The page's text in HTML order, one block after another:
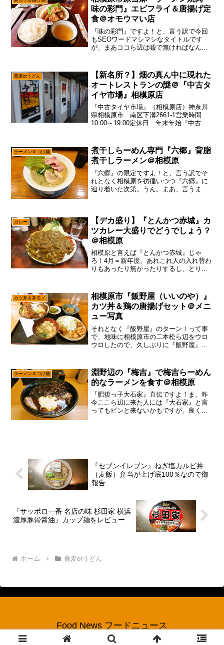
味の彩門』エビフライ＆唐揚げ定
食＠オモウマい店
『味の彩門』ですよ！と、言う訳で今回
もSEOワードマシマシなタイトルです
が、まあココら辺は嘘で無ければなんで
Tube”の爆盛とかデカ盛りってタイトル、
ほとんどが”ただの...
蕎麦orうどん
【新名所？】畑の真ん中に現れた
オートレストランの謎＠『中古タ
イヤ市場』相模原店
『中古タイヤ市場』（相模原店）神奈川
県相模原市 南区下溝2661-1営業時間
10:00～19:00定休日 年末年始『中古タ
『中古タイヤ市場』とか紹介して、一体
ど...
ラーメン＆つけ麺
煮干しらーめん専門『六郷』背脂
煮干しラーメン＠相模原
『六郷』の限定ですよ！と、言う訳でそ
れとなく相模原を彷徨いつつ『六郷』に
辿り着いた次第。うん。まあ、言うまで
すね～ま、かつては相模原...
カレー
【デカ盛り】『とんかつ赤城』カ
ツカレー大盛りでどうでしょう？
＠相模原
相模原と言えば『とんかつ赤城』じゃ
ろ！4月＝新年度、あれこれ人の入れ替わ
りもあったり無かったりするし、とりあ
あえず赤城は行っておけと！」相模原と
言うと「ラーメンストリ...
カツ丼＆丼モノ
相模原市『飯野屋（いいのや）』
カツ丼＆鶏の唐揚げセット＠メニ
ュー写真
それとなく『飯野屋』のターン！って事
で、地味に相模原市の二本松ら辺をウロ
ウロしたので、久しぶりに『飯野屋』に
のですが、あえて言おう！「ピーマンの
肉詰めフライは超貴重であ...
ラーメン＆つけ麺
淵野辺の『梅吉』で梅吉らーめん
的なラーメンを食す＠相模原
『肥後っ子大石家』直伝ですよ！ま、昨
今ここら辺に来た人には『大石家』と言
ってもピンと来ないかもですが、良くも
『セブンイレブン』ねぎ塩カルビ丼
（麦飯）弁当が上げ底100％なので御
報告
『サッポロ一番 名店の味 杉田家 横浜
濃厚豚骨醤油』カップ麺をレビュー
ホーム 蕎麦orうどん
Food News フードニュース
© 2017 Food News フードニュース.